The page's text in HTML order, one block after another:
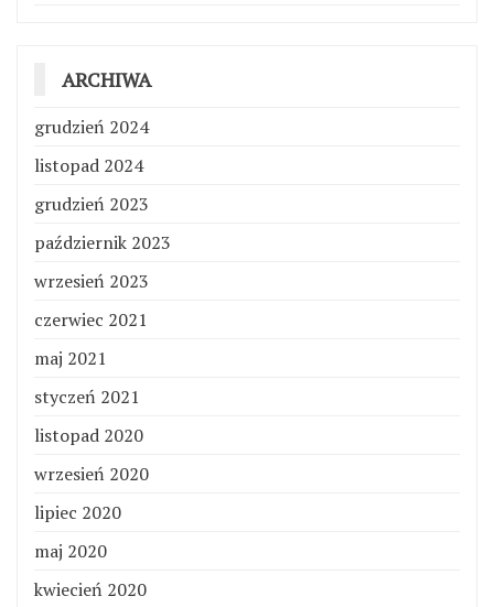
ARCHIWA
grudzień 2024
listopad 2024
grudzień 2023
październik 2023
wrzesień 2023
czerwiec 2021
maj 2021
styczeń 2021
listopad 2020
wrzesień 2020
lipiec 2020
maj 2020
kwiecień 2020